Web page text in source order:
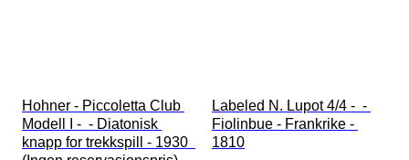
Hohner - Piccoletta Club
Modell I -  - Diatonisk
knapp for trekkspill - 1930
Labeled N. Lupot 4/4 -  -
Fiolinbue - Frankrike -
1810